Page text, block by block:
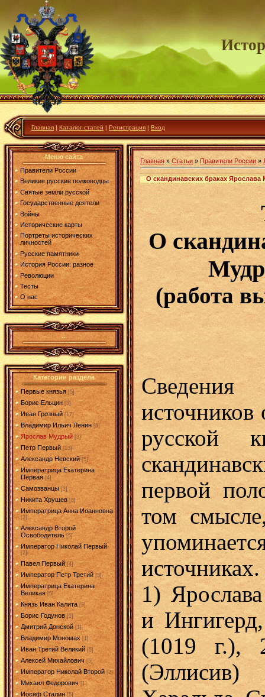
Главная | Каталог статей | Регистрация | Вход
Меню сайта
Правители России
Великие русские полководцы
Святые земли русской
Государственные деятели
Войны
Исторические карты
Портреты исторических
личностей
Русские памятники
История России: разное
Революции
Тесты
О нас
...
Категории раздела
Первые князья [5]
Борис Ельцин [3]
Иван Грозный [17]
Владимир Ильич Ленин [3]
Ярослав Мудрый [3]
Петр Первый [13]
Александр Невский [5]
Императрица Екатерина
Первая [4]
Самозванцы [3]
Никита Хрущев [8]
Императрица Анна Иоанновна
[3]
Александр Второй
Освободитель [5]
Император Николай Первый
[2]
Павел Первый [4]
Император Петр Третий [3]
Императрица Екатерина
Великая [5]
Князь Иван Калита [3]
Борис Годунов [1]
Дмитрий Донской [1]
Владимир Мономах [1]
Иван Третий Великий [5]
Алексей Михайлович [5]
Император Николай Второй [2]
Михаил Федорович [1]
Иосиф Сталин [5]
Главная » Статьи » Правители России »
О скандинавских браках Ярослава
О
(работа
Сведения
источников
русской
первой
том
1)
и
(1019 г.),
(Эллисив)